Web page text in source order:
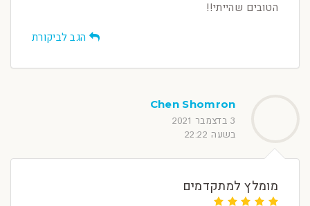
הטובים שהייתי!!
הגב לביקורת
Chen Shomron
3 בדצמבר 2021
בשעה 22:22
מומלץ למתקדמים